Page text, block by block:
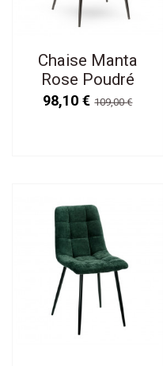
Chaise Manta
Rose Poudré
Velours Ras
98,10 €109,00 €